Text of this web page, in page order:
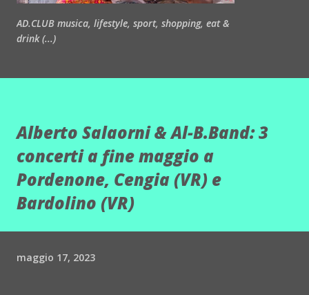
AD.CLUB musica, lifestyle, sport, shopping, eat &
drink (...)
Alberto Salaorni & Al-B.Band: 3
concerti a fine maggio a
Pordenone, Cengia (VR) e
Bardolino (VR)
maggio 17, 2023